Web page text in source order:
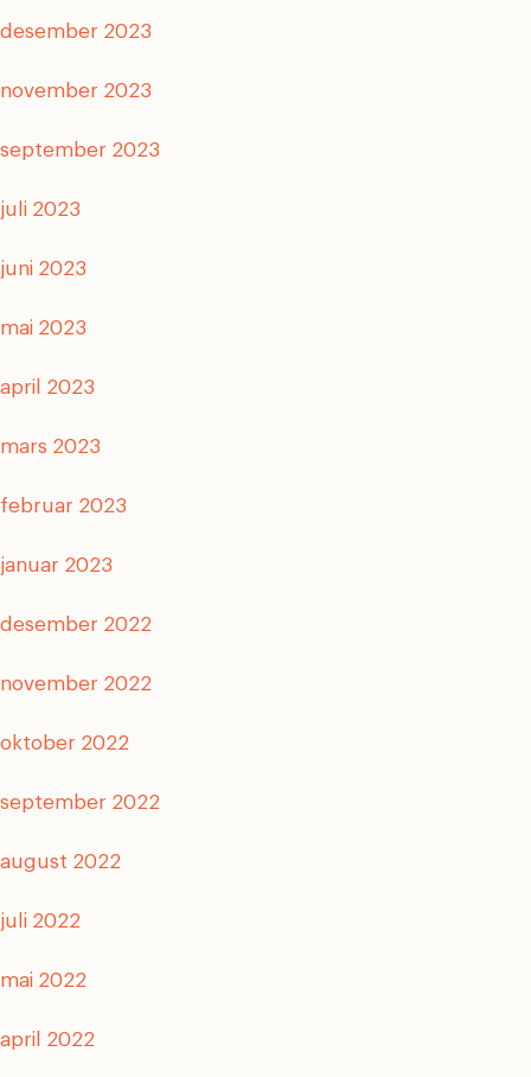
desember 2023
november 2023
september 2023
juli 2023
juni 2023
mai 2023
april 2023
mars 2023
februar 2023
januar 2023
desember 2022
november 2022
oktober 2022
september 2022
august 2022
juli 2022
mai 2022
april 2022